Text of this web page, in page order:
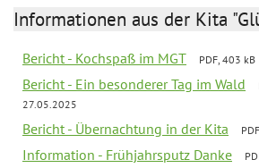
Informationen aus der Kita
Bericht - Kochspaß im MGT PDF, 403 kB
Bericht - Ein besonderer Tag im Wald
27.05.2025
Bericht - Übernachtung in der Kita
Information - Frühjahrsputz Danke